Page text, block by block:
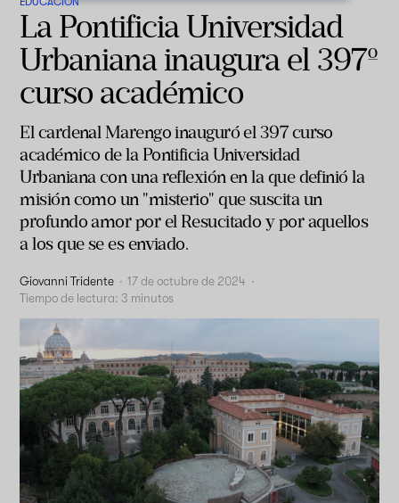
La Pontificia Universidad
Urbaniana inaugura el 397º
curso académico
El cardenal Marengo inauguró el 397 curso
académico de la Pontificia Universidad
Urbaniana con una reflexión en la que definió la
misión como un "misterio" que suscita un
profundo amor por el Resucitado y por aquellos
a los que se es enviado.
Giovanni Tridente · 17 de octubre de 2024 ·
Tiempo de lectura: 3 minutos